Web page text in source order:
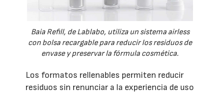
Baia Refill, de Lablabo, utiliza un sistema airless
con bolsa recargable para reducir los residuos de
envase y preservar la fórmula cosmética.
Los formatos rellenables permiten reducir
residuos sin renunciar a la experiencia de uso